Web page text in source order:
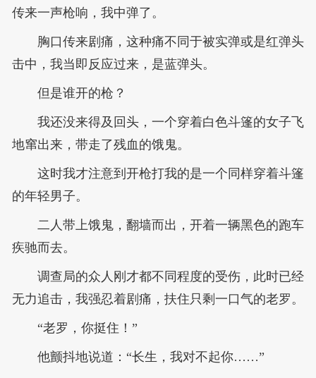
传来一声枪响，我中弹了。
胸口传来剧痛，这种痛不同于被实弹或是红弹头
击中，我当即反应过来，是蓝弹头。
但是谁开的枪？
我还没来得及回头，一个穿着白色斗篷的女子飞
地窜出来，带走了残血的饿鬼。
这时我才注意到开枪打我的是一个同样穿着斗篷
的年轻男子。
二人带上饿鬼，翻墙而出，开着一辆黑色的跑车
疾驰而去。
调查局的众人刚才都不同程度的受伤，此时已经
无力追击，我强忍着剧痛，扶住只剩一口气的老罗。
“老罗，你挺住！”
他颤抖地说道：“长生，我对不起你……”